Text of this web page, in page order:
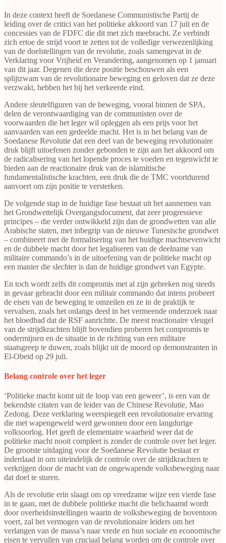
In deze context heeft de Soedanese Communistische Partij de
leiding over de critici van het politieke akkoord van 17 juli en de
concessies van de FDFC die dit met zich meebracht. Ze verbindt
zich ertoe de strijd voort te zetten tot de volledige verwezenlijking
van de doelstellingen van de revolutie, zoals samengevat in de
Verklaring voor Vrijheid en Verandering, aangenomen op 1 januari
van dit jaar. Degenen die deze positie beschouwen als een
splijtzwam van de revolutionaire beweging en geloven dat ze deze
verzwakt, hebben het bij het verkeerde eind.
Andere sleutelfiguren van de beweging, vooral binnen de SPA,
delen de verontwaardiging van de communisten over de
voorwaarden die het leger wil opleggen als een prijs voor het
aanvaarden van een gedeelde macht. Het is in het belang van de
Soedanese Revolutie dat een deel van de beweging revolutionaire
druk blijft uitoefenen zonder gebonden te zijn aan het akkoord om
de radicalisering van het lopende proces te voeden en tegenwicht te
bieden aan de reactionaire druk van de islamitische
fundamentalistische krachten, een druk die de TMC voortdurend
aanvoert om zijn positie te versterken.
De volgende stap in de huidige fase bestaat uit het aannemen van
het Grondwettelijk Overgangsdocument, dat zeer progressieve
principes – die verder ontwikkeld zijn dan de grondwetten van alle
Arabische staten, met inbegrip van de nieuwe Tunesische grondwet
– combineert met de formalisering van het huidige machtsevenwicht
en de dubbele macht door het legaliseren van de deelname van
militaire commando’s in de uitoefening van de politieke macht op
een manier die slechter is dan de huidige grondwet van Egypte.
En toch wordt zelfs dit compromis met al zijn gebreken nog steeds
in gevaar gebracht door een militair commando dat intens probeert
de eisen van de beweging te omzeilen en ze in de praktijk te
vervalsen, zoals het onlangs deed in het vermeende onderzoek naar
het bloedbad dat de RSF aanrichtte. De meest reactionaire vleugel
van de strijdkrachten blijft bovendien proberen het compromis te
ondermijnen en de situatie in de richting van een militaire
staatsgreep te duwen, zoals blijkt uit de moord op demonstranten in
El-Obeid op 29 juli.
Belang controle over het leger
‘Politieke macht komt uit de loop van een geweer’, is een van de
bekendste citaten van de leider van de Chinese Revolutie, Mao
Zedong. Deze verklaring weerspiegelt een revolutionaire ervaring
die met wapengeweld werd gewonnen door een langdurige
volksoorlog. Het geeft de elementaire waarheid weer dat de
politieke macht nooit compleet is zonder de controle over het leger.
De grootste uitdaging voor de Soedanese Revolutie bestaat er
inderdaad in om uiteindelijk de controle over de strijdkrachten te
verkrijgen door de macht van de ongewapende volksbeweging naar
dat doel te sturen.
Als de revolutie erin slaagt om op vreedzame wijze een vierde fase
in te gaan, met de dubbele politieke macht die belichaamd wordt
door overheidsinstellingen waarin de volksbeweging de boventoon
voert, zal het vermogen van de revolutionaire leiders om het
verlangen van de massa’s naar vrede en hun sociale en economische
eisen te vervullen van cruciaal belang worden om de controle over